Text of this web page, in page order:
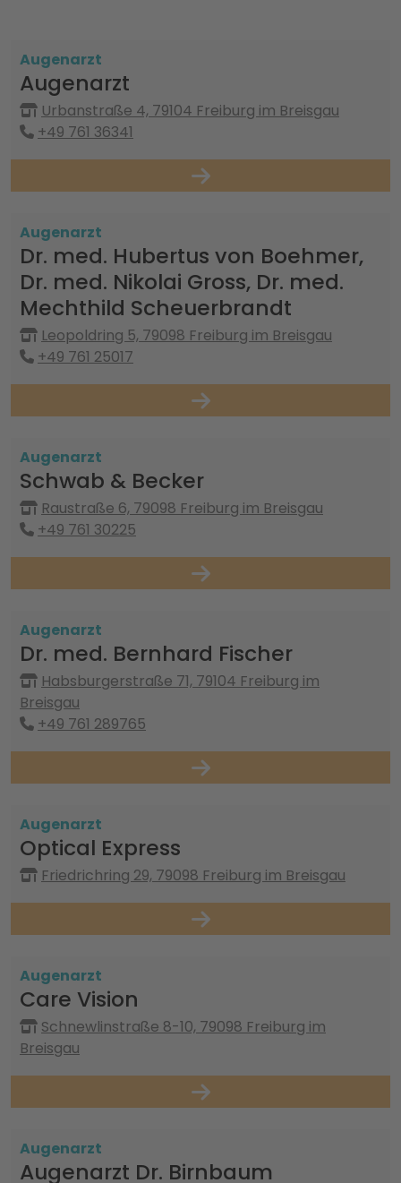
Augenarzt
Augenarzt
Urbanstraße 4, 79104 Freiburg im Breisgau
+49 761 36341
Augenarzt
Dr. med. Hubertus von Boehmer,
Dr. med. Nikolai Gross, Dr. med.
Mechthild Scheuerbrandt
Leopoldring 5, 79098 Freiburg im Breisgau
+49 761 25017
Augenarzt
Schwab & Becker
Raustraße 6, 79098 Freiburg im Breisgau
+49 761 30225
Augenarzt
Dr. med. Bernhard Fischer
Habsburgerstraße 71, 79104 Freiburg im
Breisgau
+49 761 289765
Augenarzt
Optical Express
Friedrichring 29, 79098 Freiburg im Breisgau
Augenarzt
Care Vision
Schnewlinstraße 8-10, 79098 Freiburg im
Breisgau
Augenarzt
Augenarzt Dr. Birnbaum